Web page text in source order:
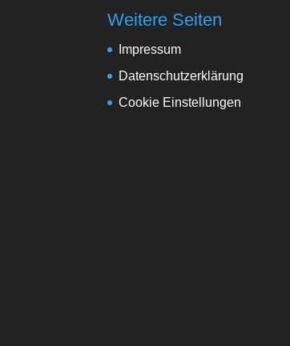
Weitere Seiten
Impressum
Datenschutzerklärung
Cookie Einstellungen